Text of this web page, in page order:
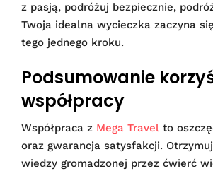
z pasją, podróżuj bezpiecznie,
Twoja idealna wycieczka zaczyna
tego jednego kroku.
Podsumowanie
współpracy
Współpraca z Mega Travel to
oraz gwarancja satysfakcji.
wiedzy gromadzonej przez ćwierć